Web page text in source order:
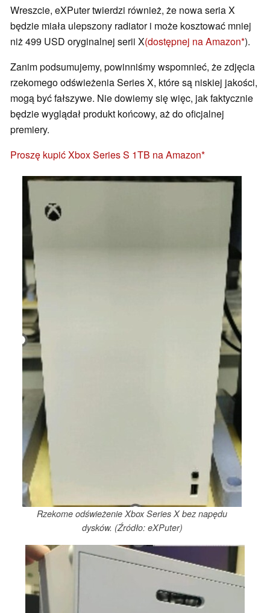
Wreszcie, eXPuter twierdzi również, że nowa seria X
będzie miała ulepszony radiator i może kosztować mniej
niż 499 USD oryginalnej serii X(dostępnej na Amazon ).
Zanim podsumujemy, powinniśmy wspomnieć, że zdjęcia
rzekomego odświeżenia Series X, które są niskiej jakości,
mogą być fałszywe. Nie dowiemy się więc, jak faktycznie
będzie wyglądał produkt końcowy, aż do oficjalnej
premiery.
Proszę kupić Xbox Series S 1TB na Amazon
Rzekome odświeżenie Xbox Series X bez napędu
dysków. (Źródło: eXPuter)